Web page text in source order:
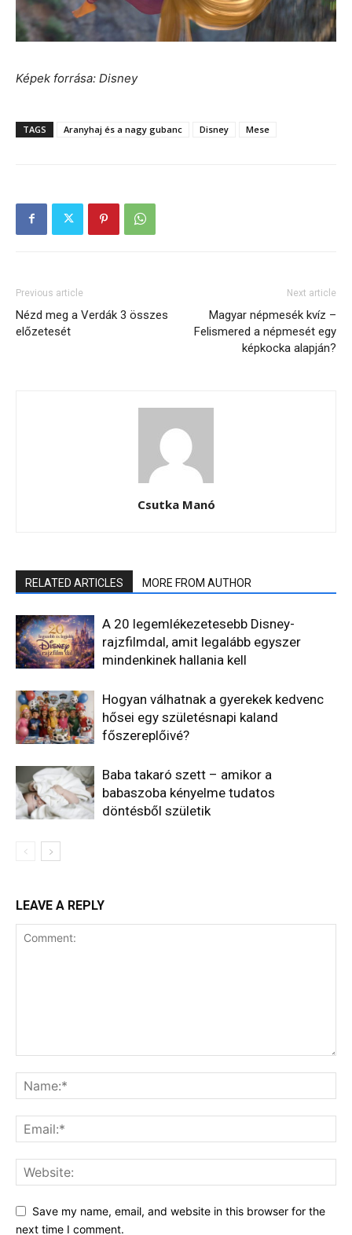
Képek forrása: Disney
TAGS Aranyhaj és a nagy gubanc Disney Mese
Previous article
Nézd meg a Verdák 3 összes
előzetesét
Next article
Magyar népmesék kvíz –
Felismered a népmesét egy
képkocka alapján?
Csutka Manó
RELATED ARTICLES MORE FROM AUTHOR
A 20 legemlékezetesebb Disney-
rajzfilmdal, amit legalább egyszer
mindenkinek hallania kell
Hogyan válhatnak a gyerekek kedvenc
hősei egy születésnapi kaland
főszereplőivé?
Baba takaró szett – amikor a
babaszoba kényelme tudatos
döntésből születik
LEAVE A REPLY
Save my name, email, and website in this browser for the
next time I comment.